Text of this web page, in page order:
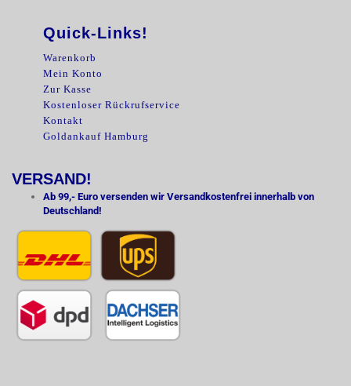
Quick-Links!
Warenkorb
Mein Konto
Zur Kasse
Kostenloser Rückrufservice
Kontakt
Goldankauf Hamburg
VERSAND!
Ab 99,- Euro versenden wir Versandkostenfrei innerhalb von
Deutschland!